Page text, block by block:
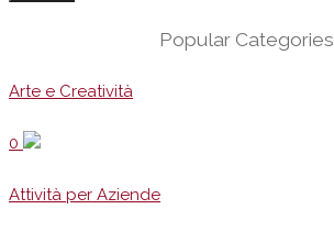
Popular Categories
Arte e Creatività
0
Attività per Aziende